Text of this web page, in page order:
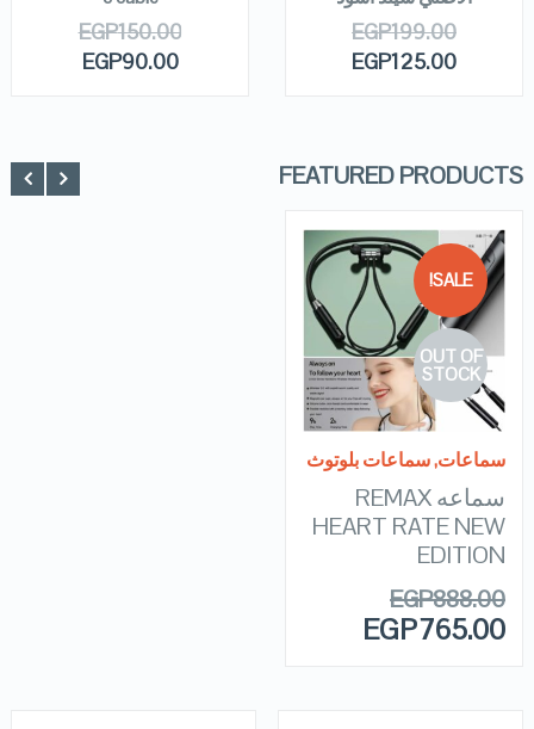
EGP199.00
EGP125.00
EGP150.00
EGP90.00
FEATURED PRODUCTS
SALE!
OUT OF
STOCK
QUICK LOOK
VIEW DETAILS
READ MORE
سماعات,سماعات بلوتوث
سماعه REMAX
HEART RATE NEW
EDITION
EGP888.00
EGP765.00